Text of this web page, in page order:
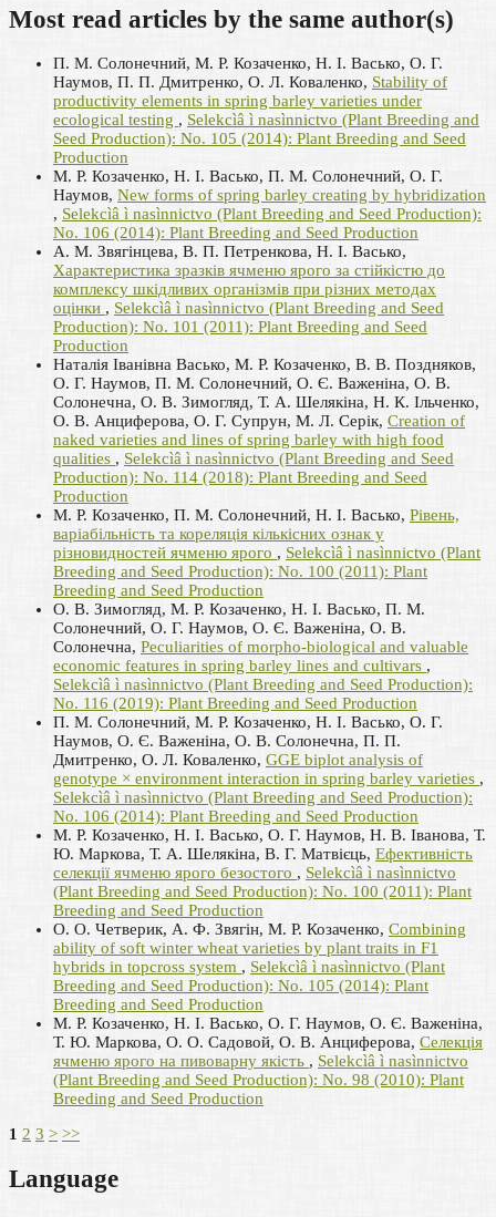
Most read articles by the same author(s)
П. М. Солонечний, М. Р. Козаченко, Н. І. Васько, О. Г.
Наумов, П. П. Дмитренко, О. Л. Коваленко, Stability of
productivity elements in spring barley varieties under
ecological testing , Selekcìâ ì nasìnnictvo (Plant Breeding and
Seed Production): No. 105 (2014): Plant Breeding and Seed
Production
М. Р. Козаченко, Н. І. Васько, П. М. Солонечний, О. Г.
Наумов, New forms of spring barley creating by hybridization
, Selekcìâ ì nasìnnictvo (Plant Breeding and Seed Production):
No. 106 (2014): Plant Breeding and Seed Production
А. М. Звягінцева, В. П. Петренкова, Н. І. Васько,
Характеристика зразків ячменю ярого за стійкістю до
комплексу шкідливих організмів при різних методах
оцінки , Selekcìâ ì nasìnnictvo (Plant Breeding and Seed
Production): No. 101 (2011): Plant Breeding and Seed
Production
Наталія Іванівна Васько, М. Р. Козаченко, В. В. Поздняков,
О. Г. Наумов, П. М. Солонечний, О. Є. Важеніна, О. В.
Солонечна, О. В. Зимогляд, Т. А. Шелякіна, Н. К. Ільченко,
О. В. Анциферова, О. Г. Супрун, М. Л. Серік, Creation of
naked varieties and lines of spring barley with high food
qualities , Selekcìâ ì nasìnnictvo (Plant Breeding and Seed
Production): No. 114 (2018): Plant Breeding and Seed
Production
М. Р. Козаченко, П. М. Солонечний, Н. І. Васько, Рівень,
варіабільність та кореляція кількісних ознак у
різновидностей ячменю ярого , Selekcìâ ì nasìnnictvo (Plant
Breeding and Seed Production): No. 100 (2011): Plant
Breeding and Seed Production
О. В. Зимогляд, М. Р. Козаченко, Н. І. Васько, П. М.
Солонечний, О. Г. Наумов, О. Є. Важеніна, О. В.
Солонечна, Peculiarities of morpho-biological and valuable
economic features in spring barley lines and cultivars ,
Selekcìâ ì nasìnnictvo (Plant Breeding and Seed Production):
No. 116 (2019): Plant Breeding and Seed Production
П. М. Солонечний, М. Р. Козаченко, Н. І. Васько, О. Г.
Наумов, О. Є. Важеніна, О. В. Солонечна, П. П.
Дмитренко, О. Л. Коваленко, GGE biplot analysis of
genotype × environment interaction in spring barley varieties ,
Selekcìâ ì nasìnnictvo (Plant Breeding and Seed Production):
No. 106 (2014): Plant Breeding and Seed Production
М. Р. Козаченко, Н. І. Васько, О. Г. Наумов, Н. В. Іванова, Т.
Ю. Маркова, Т. А. Шелякіна, В. Г. Матвієць, Ефективність
селекції ячменю ярого безостого , Selekcìâ ì nasìnnictvo
(Plant Breeding and Seed Production): No. 100 (2011): Plant
Breeding and Seed Production
О. О. Четверик, А. Ф. Звягін, М. Р. Козаченко, Combining
ability of soft winter wheat varieties by plant traits in F1
hybrids in topcross system , Selekcìâ ì nasìnnictvo (Plant
Breeding and Seed Production): No. 105 (2014): Plant
Breeding and Seed Production
М. Р. Козаченко, Н. І. Васько, О. Г. Наумов, О. Є. Важеніна,
Т. Ю. Маркова, О. О. Садовой, О. В. Анциферова, Селекція
ячменю ярого на пивоварну якість , Selekcìâ ì nasìnnictvo
(Plant Breeding and Seed Production): No. 98 (2010): Plant
Breeding and Seed Production
1 2 3 > >>
Language